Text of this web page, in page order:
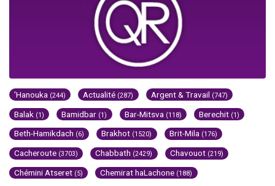
'Hanouka (244) Actualité (287) Argent & Travail (747)
Balak (1) Bamidbar (1) Bar-Mitsva (118) Berechit (1)
Beth-Hamikdach (6) Brakhot (1520) Brit-Mila (176)
Cacheroute (3703) Chabbath (2429) Chavouot (219)
Chémini Atseret (5) Chemirat haLachone (188)